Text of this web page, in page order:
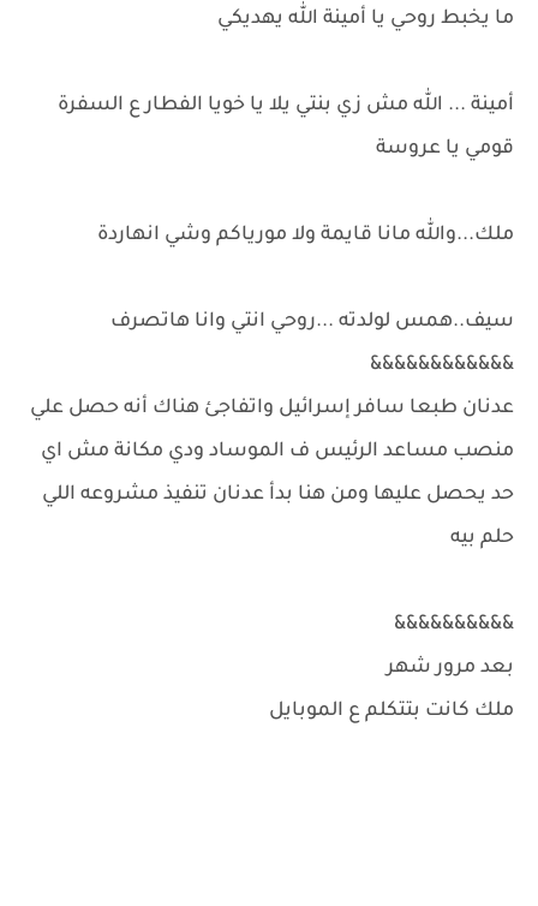
ما يخبط روحي يا أمينة الله يهديكي
أمينة ... الله مش زي بنتي يلا يا خويا الفطار ع السفرة
قومي يا عروسة
ملك...والله مانا قايمة ولا مورياكم وشي انهاردة
سيف..همس لولدته ...روحي انتي وانا هاتصرف
&&&&&&&&&&&&
عدنان طبعا سافر إسرائيل واتفاجئ هناك أنه حصل علي
منصب مساعد الرئيس ف الموساد ودي مكانة مش اي
حد يحصل عليها ومن هنا بدأ عدنان تنفيذ مشروعه اللي
حلم بيه
&&&&&&&&&&
بعد مرور شهر
ملك كانت بتتكلم ع الموبايل